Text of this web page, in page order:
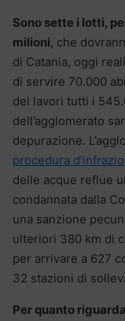
Sono sette i lotti,
milioni, che
di Catania, oggi
di servire 70.000
dei lavori tutti i
dell’agglomerato
depurazione.
procedura
delle acque reflue
condannata dalla
una sanzione
ulteriori 380 km di
per arrivare a 627
32 stazioni di
Per quanto